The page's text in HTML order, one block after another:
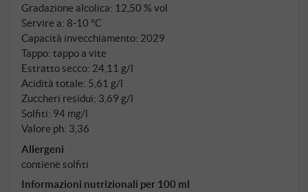
Gradazione alcolica: 12,50 % vol
Servire a: 8‑10 °C
Capacità invecchiamento: 2029
Tappo: tappo a vite
Estratto secco: 24,11 g/l
Acidità totale: 5,61 g/l
Zuccheri residui: 3,69 g/l
Solfiti: 94 mg/l
Valore ph: 3,36
Allergeni
contiene solfiti
Informazioni nutrizionali per 100 ml